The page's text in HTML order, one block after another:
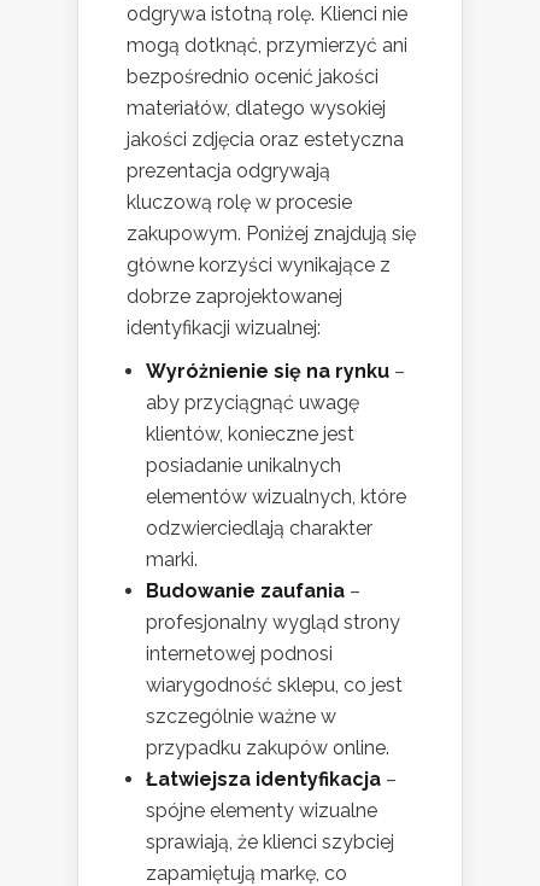
odgrywa istotną rolę. Klienci nie
mogą dotknąć, przymierzyć ani
bezpośrednio ocenić jakości
materiałów, dlatego wysokiej
jakości zdjęcia oraz estetyczna
prezentacja odgrywają
kluczową rolę w procesie
zakupowym. Poniżej znajdują się
główne korzyści wynikające z
dobrze zaprojektowanej
identyfikacji wizualnej:
Wyróżnienie się na rynku –
aby przyciągnąć uwagę
klientów, konieczne jest
posiadanie unikalnych
elementów wizualnych, które
odzwierciedlają charakter
marki.
Budowanie zaufania –
profesjonalny wygląd strony
internetowej podnosi
wiarygodność sklepu, co jest
szczególnie ważne w
przypadku zakupów online.
Łatwiejsza identyfikacja –
spójne elementy wizualne
sprawiają, że klienci szybciej
zapamiętują markę, co